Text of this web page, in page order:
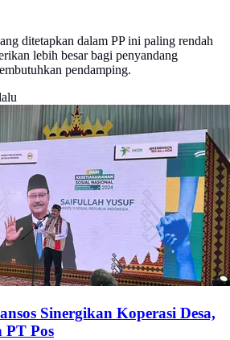
ditetapkan dalam PP ini paling rendah
lebih besar bagi penyandang
pendamping.
Sinergikan Koperasi Desa,
PT Pos